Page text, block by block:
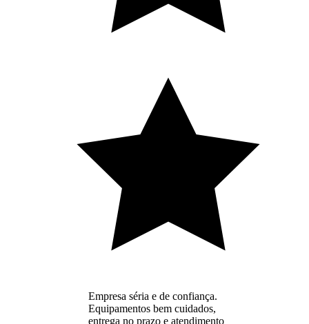
Empresa séria e de confiança.
Equipamentos bem cuidados,
entrega no prazo e atendimento